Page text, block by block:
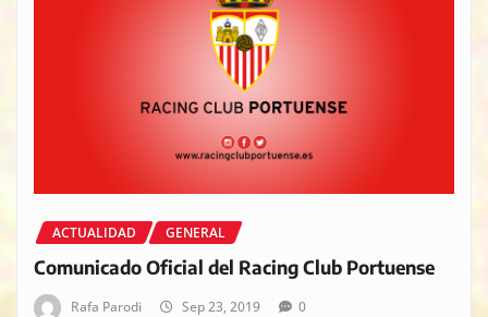
ACTUALIDAD GENERAL
Comunicado Oficial del Racing Club Portuense
Rafa Parodi Sep 23, 2019 0